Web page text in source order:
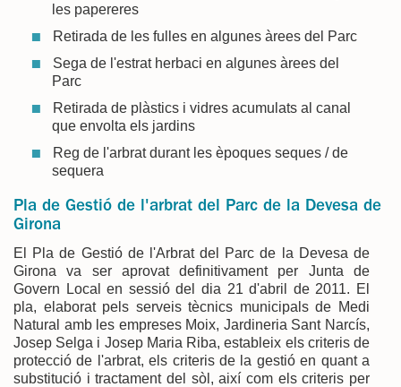
les papereres
Retirada de les fulles en algunes àrees del Parc
Sega de l'estrat herbaci en algunes àrees del
Parc
Retirada de plàstics i vidres acumulats al canal
que envolta els jardins
Reg de l'arbrat durant les èpoques seques / de
sequera
Pla de Gestió de l'arbrat del Parc de la Devesa de
Girona
El Pla de Gestió de l'Arbrat del Parc de la Devesa de
Girona va ser aprovat definitivament per Junta de
Govern Local en sessió del dia 21 d'abril de 2011. El
pla, elaborat pels serveis tècnics municipals de Medi
Natural amb les empreses Moix, Jardineria Sant Narcís,
Josep Selga i Josep Maria Riba, estableix els criteris de
protecció de l'arbrat, els criteris de la gestió en quant a
substitució i tractament del sòl, així com els criteris per